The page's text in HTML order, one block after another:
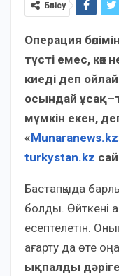
Бөлісу
Операция
түсті емес,
киеді деп
осындай
мүмкін екен,
«Munaranews.kz
turkystan.kz
Бастапқыда
болды. Өйткені
есептелетін.
ағарту да өте
ықпалды